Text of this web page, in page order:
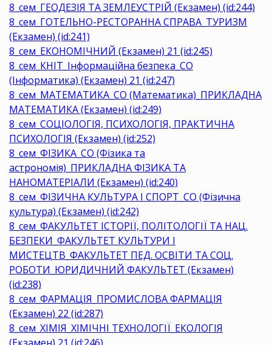
8_сем_ГЕОДЕЗІЯ ТА ЗЕМЛЕУСТРІЙ (Екзамен) (id:244)
8_сем_ГОТЕЛЬНО-РЕСТОРАННА СПРАВА_ТУРИЗМ
(Екзамен) (id:241)
8_сем_ЕКОНОМІЧНИЙ (Екзамен) 21 (id:245)
8_сем_КНІТ_Інформаційна безпека_СО
(Інформатика) (Екзамен) 21 (id:247)
8_сем_МАТЕМАТИКА_СО (Математика)_ПРИКЛАДНА
МАТЕМАТИКА (Екзамен) (id:249)
8_сем_СОЦІОЛОГІЯ, ПСИХОЛОГІЯ, ПРАКТИЧНА
ПСИХОЛОГІЯ (Екзамен) (id:252)
8_сем_ФІЗИКА_СО (Фізика та
астрономія)_ПРИКЛАДНА ФІЗИКА ТА
НАНОМАТЕРІАЛИ (Екзамен) (id:240)
8_сем_ФІЗИЧНА КУЛЬТУРА І СПОРТ_СО (Фізична
культура) (Екзамен) (id:242)
8_сем_ФАКУЛЬТЕТ ІСТОРІЇ, ПОЛІТОЛОГІЇ ТА НАЦ.
БЕЗПЕКИ_ФАКУЛЬТЕТ КУЛЬТУРИ І
МИСТЕЦТВ_ФАКУЛЬТЕТ ПЕД. ОСВІТИ ТА СОЦ.
РОБОТИ_ЮРИДИЧНИЙ ФАКУЛЬТЕТ (Екзамен)
(id:238)
8_сем_ФАРМАЦІЯ_ПРОМИСЛОВА ФАРМАЦІЯ
(Екзамен) 22 (id:287)
8_сем_ХІМІЯ_ХІМІЧНІ ТЕХНОЛОГІЇ_ЕКОЛОГІЯ